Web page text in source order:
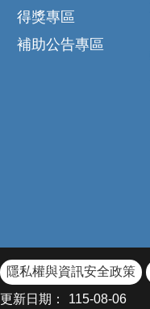
得獎專區
補助公告專區
隱私權與資訊安全政策
更新日期：
115-08-06